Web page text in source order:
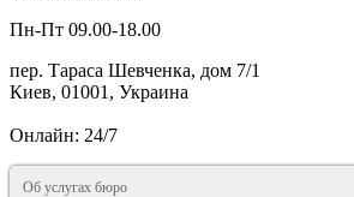
Пн-Пт 09.00-18.00
пер. Тараса Шевченка, дом 7/1
Киев, 01001, Украина
Онлайн: 24/7
Об услугах бюро